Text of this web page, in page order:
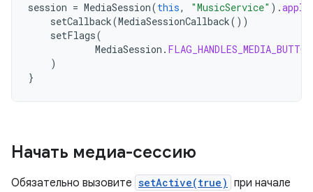
session = MediaSession(this, "MusicService" ).apply
setCallback(MediaSessionCallback())
setFlags(
MediaSession .
)
}
Начать медиа-сессию
Обязательно вызовите setActive(true) при начале